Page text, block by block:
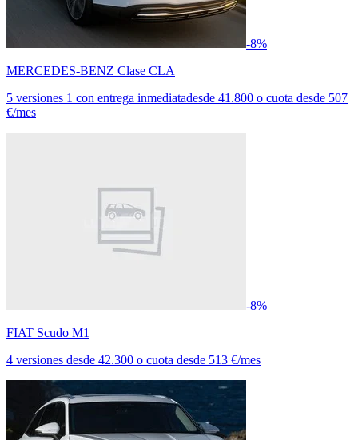
-8%
MERCEDES-BENZ Clase CLA
5 versiones 1 con entrega inmediatadesde 41.800 o cuota desde 507
€/mes
-8%
FIAT Scudo M1
4 versiones desde 42.300 o cuota desde 513 €/mes